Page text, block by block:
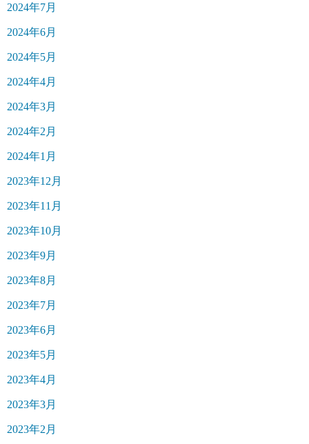
2024年7月
2024年6月
2024年5月
2024年4月
2024年3月
2024年2月
2024年1月
2023年12月
2023年11月
2023年10月
2023年9月
2023年8月
2023年7月
2023年6月
2023年5月
2023年4月
2023年3月
2023年2月